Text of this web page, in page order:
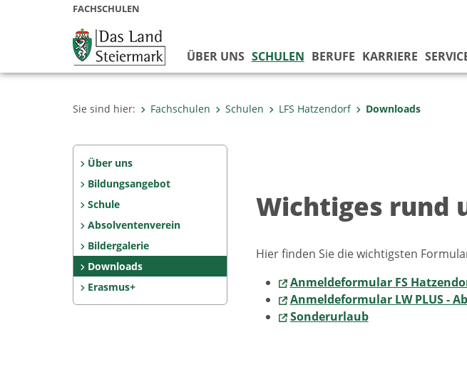
FACHSCHULEN
ÜBER UNS SCHULEN BERUFE KARRIERE
Sie sind hier: Fachschulen Schulen LFS Hatzendorf Downloads
Über uns
Bildungsangebot
Schule
Absolventenverein
Bildergalerie
Downloads
Erasmus+
Wichtiges rund
Hier finden Sie die wichtigsten
Anmeldeformular FS
Anmeldeformular LW PLUS -
Sonderurlaub